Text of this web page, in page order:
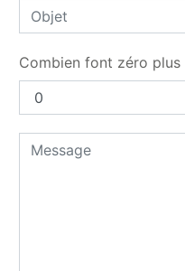
Combien font zéro plus